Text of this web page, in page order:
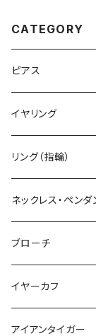
CATEGORY
ピアス
イヤリング
リング（指輪）
ネックレス・ペンダ
ブローチ
イヤーカフ
アイアンタイガー